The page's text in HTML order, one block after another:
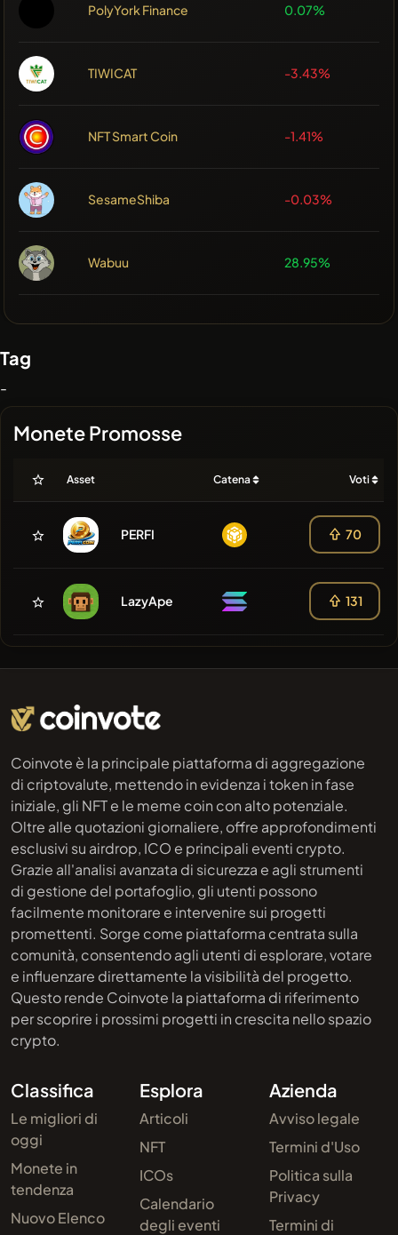
PolyYork Finance 0.07%
TIWICAT -3.43%
NFT Smart Coin -1.41%
SesameShiba -0.03%
Wabuu 28.95%
Tag
-
Monete Promosse
Asset Catena Voti
PERFI 70
LazyApe 131
Coinvote è la principale piattaforma di aggregazione
di criptovalute, mettendo in evidenza i token in fase
iniziale, gli NFT e le meme coin con alto potenziale.
Oltre alle quotazioni giornaliere, offre approfondimenti
esclusivi su airdrop, ICO e principali eventi crypto.
Grazie all'analisi avanzata di sicurezza e agli strumenti
di gestione del portafoglio, gli utenti possono
facilmente monitorare e intervenire sui progetti
promettenti. Sorge come piattaforma centrata sulla
comunità, consentendo agli utenti di esplorare, votare
e influenzare direttamente la visibilità del progetto.
Questo rende Coinvote la piattaforma di riferimento
per scoprire i prossimi progetti in crescita nello spazio
crypto.
Classifica
Le migliori di
oggi
Monete in
tendenza
Nuovo Elenco
Esplora
Articoli
NFT
ICOs
Calendario
degli eventi
Azienda
Avviso legale
Termini d'Uso
Politica sulla
Privacy
Termini di